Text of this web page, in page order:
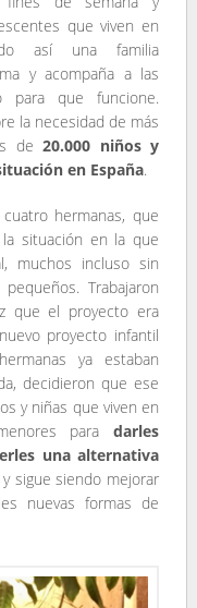
que viven en
así una familia
y acompaña a las
para que funcione.
la necesidad de más
de20.000 niños y
en España.
hermanas, que
situación en la que
muchos incluso sin
Trabajaron
que el proyecto era
proyecto infantil
ya estaban
decidieron que ese
y niñas que viven en
paradarles
una alternativa
sigue siendo mejorar
nuevas formas de